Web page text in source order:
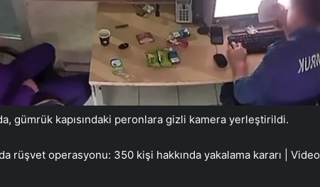
gümrük kapısındaki peronlara gizli kamera yerleştirildi.
rüşvet operasyonu: 350 kişi hakkında yakalama kararı | Video